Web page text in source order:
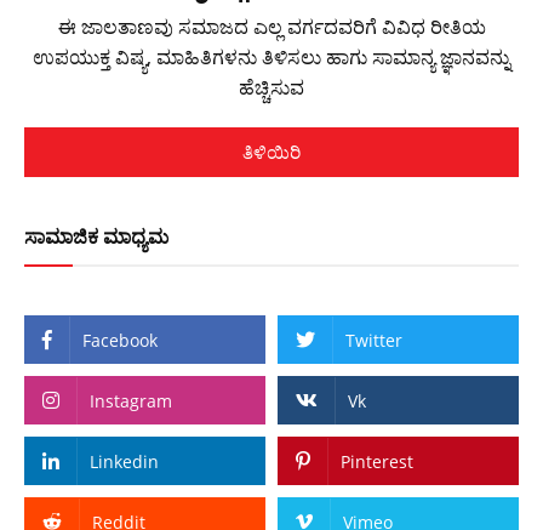
ಈ ಜಾಲತಾಣವು ಸಮಾಜದ ಎಲ್ಲ ವರ್ಗದವರಿಗೆ ವಿವಿಧ ರೀತಿಯ
ಉಪಯುಕ್ತ ವಿಷ್ಯ, ಮಾಹಿತಿಗಳನು ತಿಳಿಸಲು ಹಾಗು ಸಾಮಾನ್ಯ ಜ್ಞಾನವನ್ನು
ಹೆಚ್ಚಿಸುವ
ತಿಳಿಯಿರಿ
ಸಾಮಾಜಿಕ ಮಾಧ್ಯಮ
Facebook Twitter
Instagram Vk
Linkedin Pinterest
Reddit Vimeo